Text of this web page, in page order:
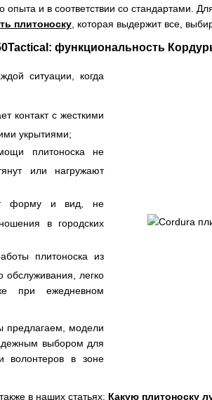
опыта и в соответствии со стандартами.
плитоноску , которая выдержит все,
функциональность
ситуации, когда
контакт с жесткими
укрытиями;
плитоноска не
или нагружают
форму и вид, не
в городских
плитоноска из
обслуживания, легко
при ежедневном
предлагаем, модели
выбором для
волонтеров в зоне
в наших статьях: Какую плитоноску